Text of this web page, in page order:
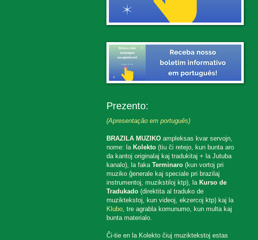
Prezento:
(Apresentação em português)
BRAZILA MUZIKOampleksas kvar servojn,
nome: la Kolekto(tiu ĉi retejo, kun bunta aro
da kantoj originalaj kaj tradukitaj + la Jutuba
kanalo), la faka Terminaro(kun vortoj pri
muziko ĝenerale kaj speciale pri brazilaj
instrumentoj, muzikstiloj ktp), la Kurso de
Tradukado(direktita al traduko de
muziktekstoj, kun videoj, ekzercoj ktp) kaj la
Klubo, tre agrabla komunumo, kun multa kaj
bunta materialo.
Ĉi-tie en la Kolekto ĉiuj muziktekstoj estas